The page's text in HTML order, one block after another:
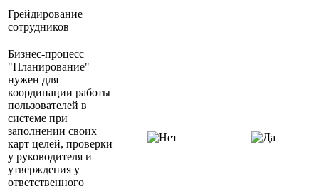
Грейдирование
сотрудников
Бизнес-процесс
"Планирование"
нужен для
координации работы
пользователей в
системе при
заполнении своих
карт целей, проверки
у руководителя и
утверждения у
ответственного